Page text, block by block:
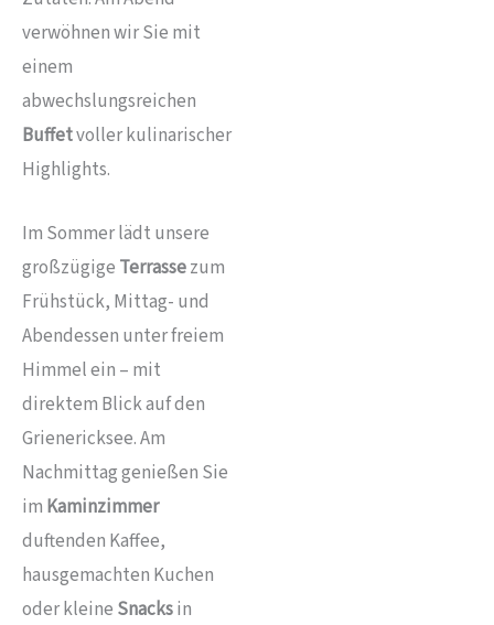
verwöhnen wir Sie mit
einem
abwechslungsreichen
Buffetvoller kulinarischer
Highlights.
Im Sommer lädt unsere
großzügige Terrassezum
Frühstück, Mittag- und
Abendessen unter freiem
Himmel ein – mit
direktem Blick auf den
Grienericksee. Am
Nachmittag genießen Sie
im Kaminzimmer
duftenden Kaffee,
hausgemachten Kuchen
oder kleine Snacksin